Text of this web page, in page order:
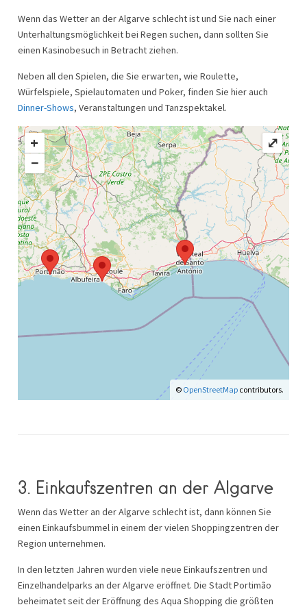
Wenn das Wetter an der Algarve schlecht ist und Sie nach einer
Unterhaltungsmöglichkeit bei Regen suchen, dann sollten Sie
einen Kasinobesuch in Betracht ziehen.
Neben all den Spielen, die Sie erwarten, wie Roulette,
Würfelspiele, Spielautomaten und Poker, finden Sie hier auch
Dinner-Shows, Veranstaltungen und Tanzspektakel.
+
−
© OpenStreetMap contributors.
⤢
3. Einkaufszentren an der Algarve
Wenn das Wetter an der Algarve schlecht ist, dann können Sie
einen Einkaufsbummel in einem der vielen Shoppingzentren der
Region unternehmen.
In den letzten Jahren wurden viele neue Einkaufszentren und
Einzelhandelparks an der Algarve eröffnet. Die Stadt Portimão
beheimatet seit der Eröffnung des Aqua Shopping die größten